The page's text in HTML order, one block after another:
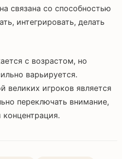
связана со способностью
интегрировать, делать
с возрастом, но
варьируется.
великих игроков является
переключать внимание,